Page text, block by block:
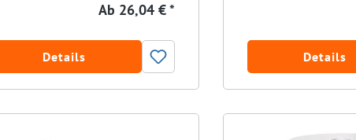
Ab 26,04 € *
Details Details